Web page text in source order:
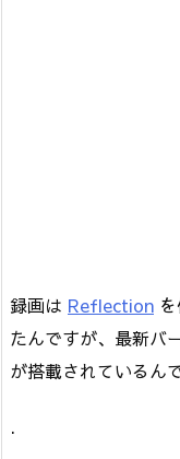
録画は Reflection
たんですが、最新バ
が搭載されているん
.